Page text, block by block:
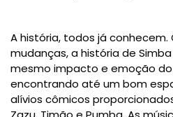
A história, todos já conhecem.
mudanças, a história de
mesmo impacto e emoção do
encontrando até um bom
alívios cômicos